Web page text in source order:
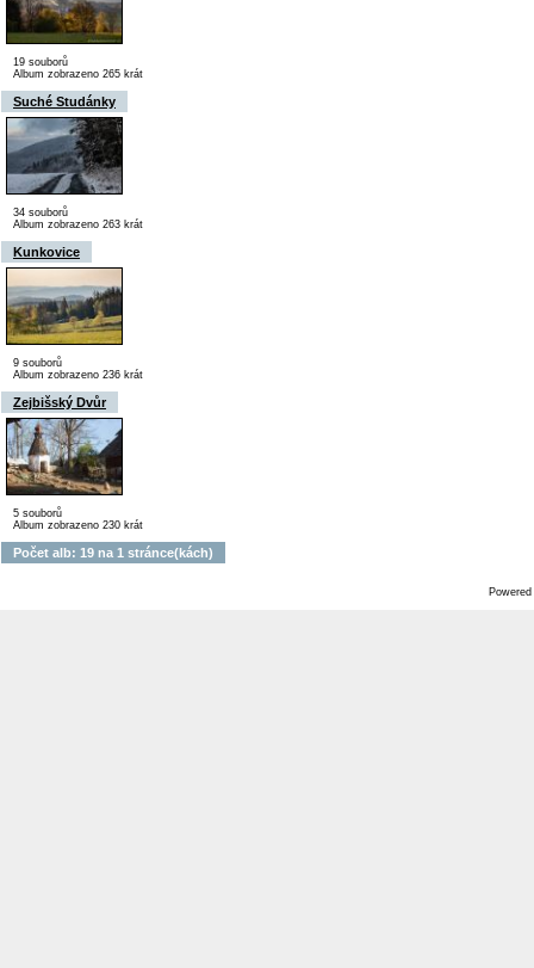
19 souborů
Album zobrazeno 265 krát
Suché Studánky
34 souborů
Album zobrazeno 263 krát
Kunkovice
9 souborů
Album zobrazeno 236 krát
Zejbišský Dvůr
5 souborů
Album zobrazeno 230 krát
Počet alb: 19 na 1 stránce(kách)